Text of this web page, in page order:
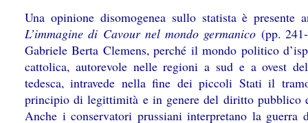
Una opinione disomogenea sullo statista è presente
L’immagine di Cavour nel mondo germanico (pp.
Gabriele Berta Clemens, perché il mondo politico
cattolica, autorevole nelle regioni a sud e a ovest
tedesca, intravede nella fine dei piccoli Stati il
principio di legittimità e in genere del diritto pubblico
Anche i conservatori prussiani interpretano la guerra